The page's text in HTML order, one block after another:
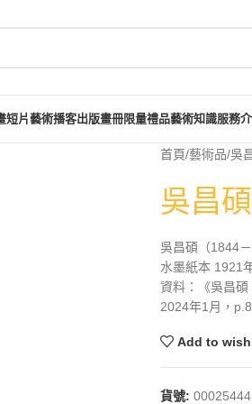
短片藝術播客出版畫冊限量禮品藝術知識服務
首頁 藝術品 吳
吳昌
吳昌碩（1844
水墨紙本 1921
資料：《吳昌碩
2024年1月，
Add to
貨號: 00025444